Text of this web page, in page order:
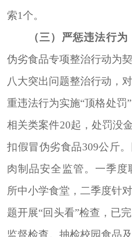
索1个。
（三）严惩违法行为
伪劣食品专项整治行动为
八大突出问题整治行动，
重违法行为实施“顶格处罚
相关类案件20起，处罚没
扣假冒伪劣食品309公斤
肉制品安全监管。一季度
所中小学食堂，二季度针
题开展“回头看”检查，已
监督检查。抽检校园食品